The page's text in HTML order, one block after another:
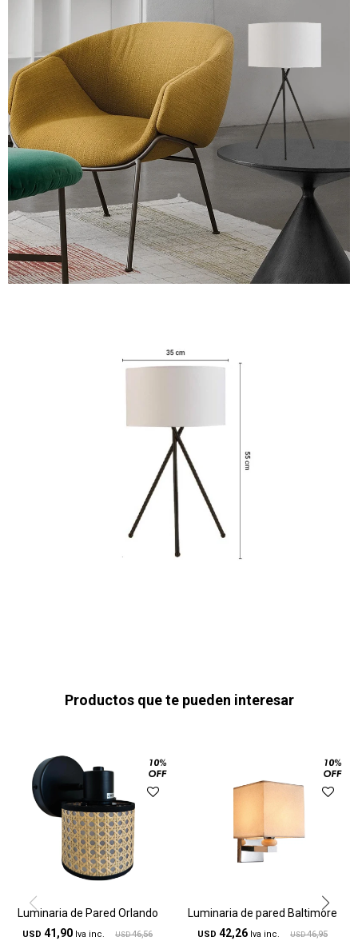
Productos que te pueden interesar
Luminaria de Pared Orlando
USD 41,90 USD 46,56
Luminaria de pared Baltimore
USD 42,26 USD 46,95